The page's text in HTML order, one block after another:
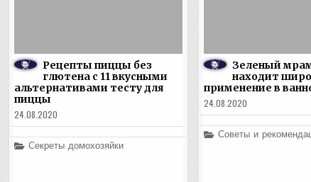
Рецепты пиццы без
глютена с 11 вкусными
альтернативами тесту для
пиццы
24.08.2020
Posted
Секреты домохозяйки
Зеленый
находит
применение в
24.08.2020
Posted
Советы и